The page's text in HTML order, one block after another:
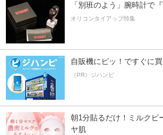
「別班のよう」腕時計で
オリコンタイアップ特集
自販機にピッ！ですぐに
（PR）ジハンピ
朝1分貼るだけ！ミルクピ
ヤ肌